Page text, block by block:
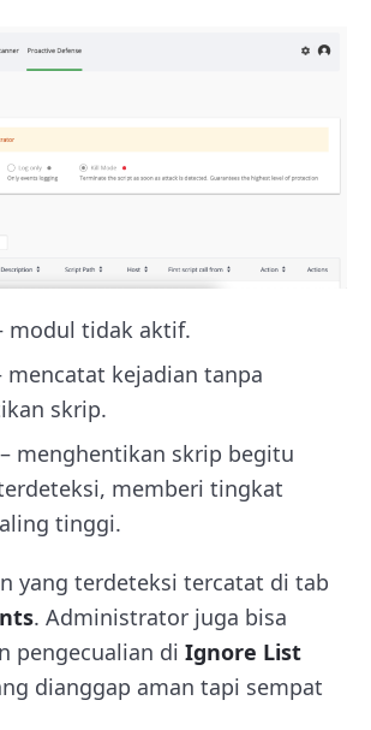
modul tidak aktif.
mencatat kejadian tanpa
skrip.
– menghentikan skrip begitu
memberi tingkat
tinggi.
yang terdeteksi tercatat di tab
. Administrator juga bisa
pengecualian di Ignore List
dianggap aman tapi sempat